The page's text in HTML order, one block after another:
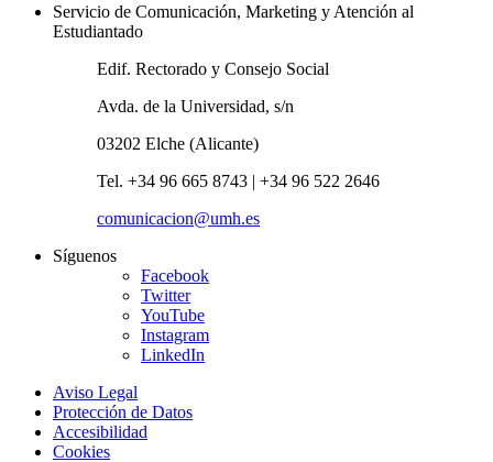
Servicio de Comunicación, Marketing y Atención al
Estudiantado
Edif. Rectorado y Consejo Social
Avda. de la Universidad, s/n
03202 Elche (Alicante)
Tel. +34 96 665 8743 | +34 96 522 2646
comunicacion@umh.es
Síguenos
Facebook
Twitter
YouTube
Instagram
LinkedIn
Aviso Legal
Protección de Datos
Accesibilidad
Cookies